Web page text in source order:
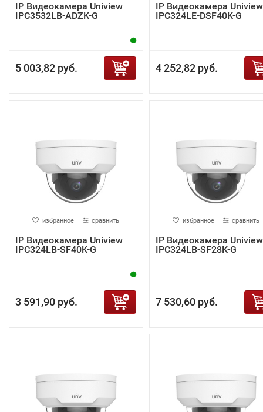
IP Видеокамера Uniview
IPC3532LB-ADZK-G
5 003,82 руб.
IP Видеокамера Uniview
IPC324LE-DSF40K-G
4 252,82 руб.
избранное сравнить
IP Видеокамера Uniview
IPC324LB-SF40K-G
3 591,90 руб.
избранное сравнить
IP Видеокамера Uniview
IPC324LB-SF28K-G
7 530,60 руб.